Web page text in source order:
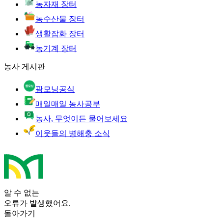
농자재 장터
농수산물 장터
생활잡화 장터
농기계 장터
농사 게시판
팜모닝공식
매일매일 농사공부
농사, 무엇이든 물어보세요
이웃들의 병해충 소식
알 수 없는
오류가 발생했어요.
돌아가기